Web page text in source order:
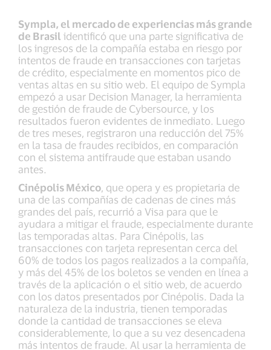
Sympla, el mercado de experiencias más grande
de Brasil identificó que una parte significativa de
los ingresos de la compañía estaba en riesgo por
intentos de fraude en transacciones con tarjetas
de crédito, especialmente en momentos pico de
ventas altas en su sitio web. El equipo de Sympla
empezó a usar Decision Manager, la herramienta
de gestión de fraude de Cybersource, y los
resultados fueron evidentes de inmediato. Luego
de tres meses, registraron una reducción del 75%
en la tasa de fraudes recibidos, en comparación
con el sistema antifraude que estaban usando
antes.
Cinépolis México, que opera y es propietaria de
una de las compañías de cadenas de cines más
grandes del país, recurrió a Visa para que le
ayudara a mitigar el fraude, especialmente durante
las temporadas altas. Para Cinépolis, las
transacciones con tarjeta representan cerca del
60% de todos los pagos realizados a la compañía,
y más del 45% de los boletos se venden en línea a
través de la aplicación o el sitio web, de acuerdo
con los datos presentados por Cinépolis. Dada la
naturaleza de la industria, tienen temporadas
donde la cantidad de transacciones se eleva
considerablemente, lo que a su vez desencadena
más intentos de fraude. Al usar la herramienta de